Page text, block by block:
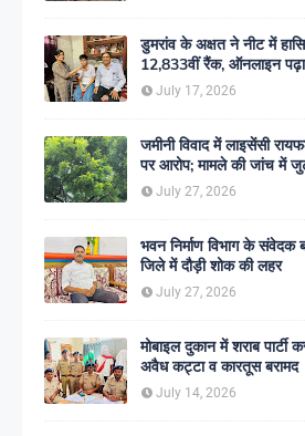
डुमरांव के अक्षत ने नीट में
12,833वीं रैंक, ऑनलाइन
इतिहास
July 17, 2026
जमीनी विवाद में लाइसेंसी
पर आरोप; मामले की जांच में
July 27, 2026
भवन निर्माण विभाग के संवेदक
जिले में दौड़ी शोक की लहर
July 27, 2026
मोबाइल दुकान में शराब पार्टी
अवैध कट्टा व कारतूस बरामद
July 14, 2026